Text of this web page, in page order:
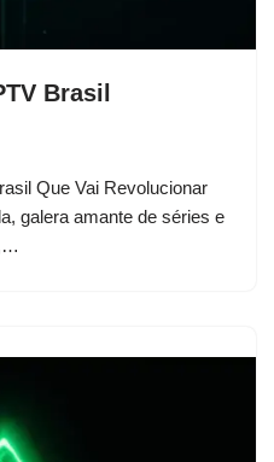
Brasil
Que Vai Revolucionar
galera amante de séries e